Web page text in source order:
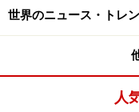
年の予算審議です。
を審議しているとこ
一方、特別会計とは
るお金のことです
世界のニュース・トレ
人